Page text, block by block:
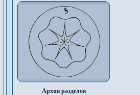
Архив разделов